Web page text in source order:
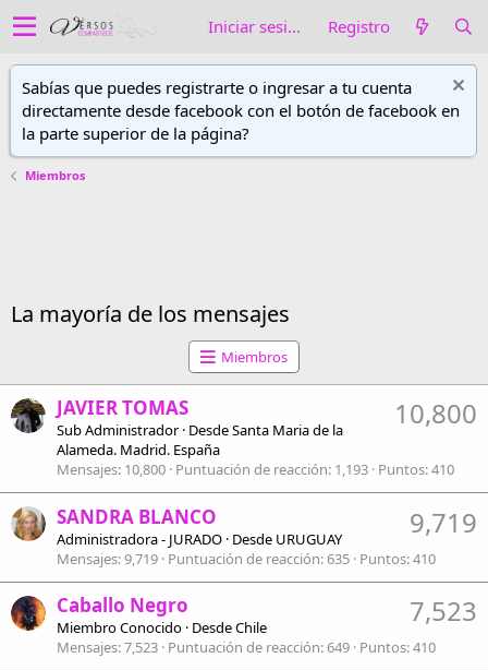
Iniciar sesión Registro
Sabías que puedes registrarte o ingresar a tu cuenta
directamente desde facebook con el botón de facebook en
la parte superior de la página?
Miembros
La mayoría de los mensajes
Miembros
10,800
JAVIER TOMAS
Sub Administrador · DesdeSanta Maria de la
Alameda. Madrid. España
Mensajes 10,800 Puntuación de reacción 1,193 Puntos 410
9,719
SANDRA BLANCO
Administradora - JURADO · Desde URUGUAY
Mensajes 9,719 Puntuación de reacción 635 Puntos 410
7,523
Caballo Negro
Miembro Conocido · DesdeChile
Mensajes 7,523 Puntuación de reacción 649 Puntos 410